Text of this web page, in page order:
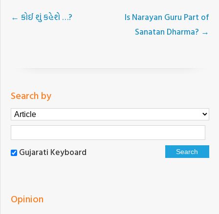
← કોઈ શું કહેશે …?
Is Narayan Guru Part of
Sanatan Dharma? →
Search by
Gujarati Keyboard
Opinion